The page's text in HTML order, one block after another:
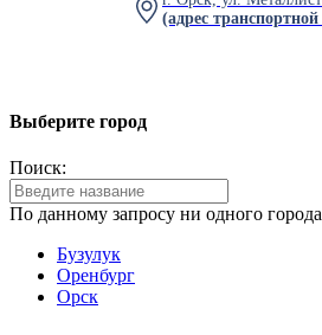
(адрес
Выберите город
Поиск:
По данному запросу ни одного
Бузулук
Оренбург
Орск